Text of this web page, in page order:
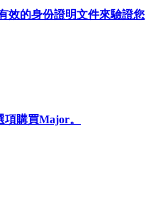
效的身份證明文件來驗證您
購買Major。